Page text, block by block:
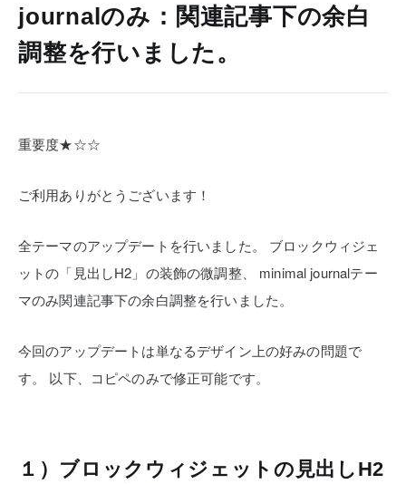
journalのみ：関連記事下の余白
調整を行いました。
重要度★☆☆
ご利用ありがとうございます！
全テーマのアップデートを行いました。
ブロックウィジェ
ットの「見出しH2」の装飾の微調整、
minimal journalテー
マのみ関連記事下の余白調整を行いました。
今回のアップデートは単なるデザイン上の好みの問題で
す。
以下、コピペのみで修正可能です。
１）ブロックウィジェットの見出しH2